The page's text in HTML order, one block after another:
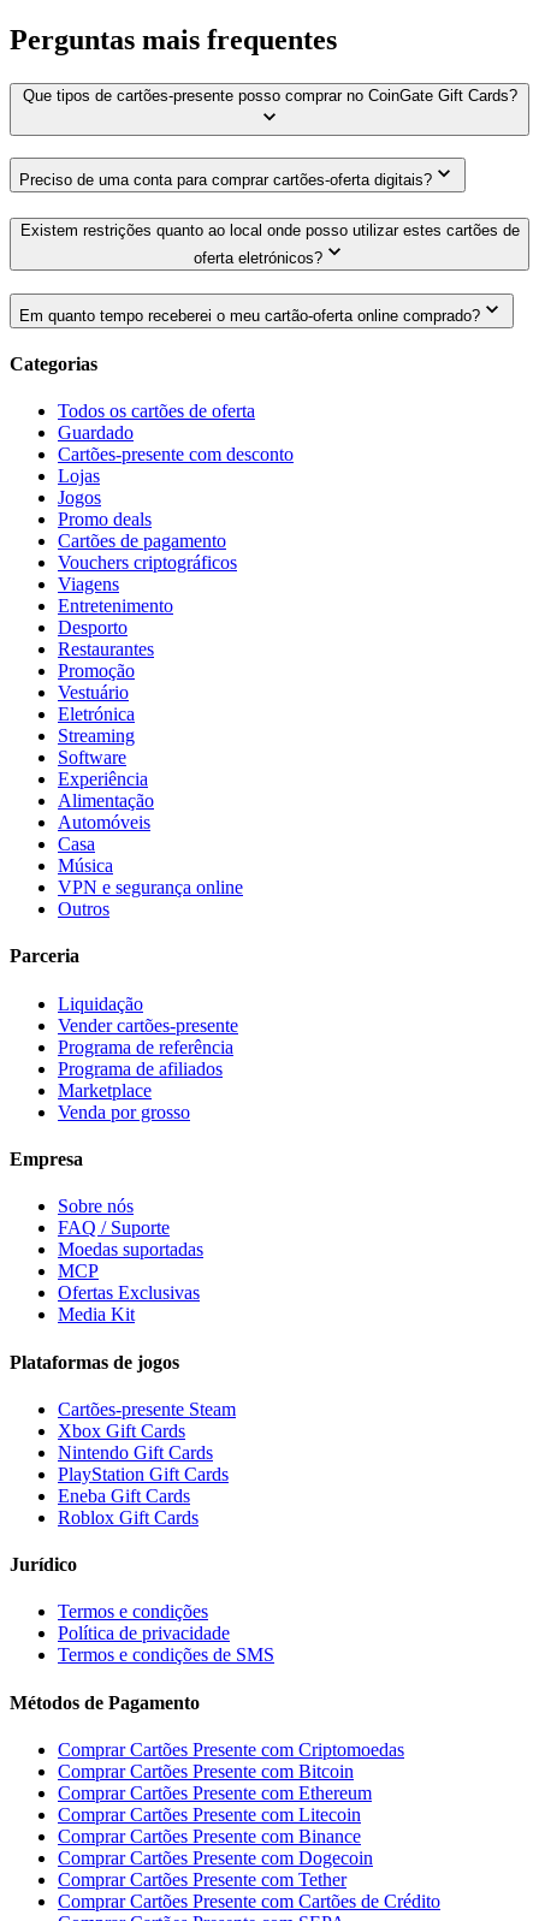
Perguntas mais frequentes
Que tipos de cartões-presente posso comprar no CoinGate Gift Cards?
Preciso de uma conta para comprar cartões-oferta digitais?
Existem restrições quanto ao local onde posso utilizar estes cartões de
oferta eletrónicos?
Em quanto tempo receberei o meu cartão-oferta online comprado?
Categorias
Todos os cartões de oferta
Guardado
Cartões-presente com desconto
Lojas
Jogos
Promo deals
Cartões de pagamento
Vouchers criptográficos
Viagens
Entretenimento
Desporto
Restaurantes
Promoção
Vestuário
Eletrónica
Streaming
Software
Experiência
Alimentação
Automóveis
Casa
Música
VPN e segurança online
Outros
Parceria
Liquidação
Vender cartões-presente
Programa de referência
Programa de afiliados
Marketplace
Venda por grosso
Empresa
Sobre nós
FAQ / Suporte
Moedas suportadas
MCP
Ofertas Exclusivas
Media Kit
Plataformas de jogos
Cartões-presente Steam
Xbox Gift Cards
Nintendo Gift Cards
PlayStation Gift Cards
Eneba Gift Cards
Roblox Gift Cards
Jurídico
Termos e condições
Política de privacidade
Termos e condições de SMS
Métodos de Pagamento
Comprar Cartões Presente com Criptomoedas
Comprar Cartões Presente com Bitcoin
Comprar Cartões Presente com Ethereum
Comprar Cartões Presente com Litecoin
Comprar Cartões Presente com Binance
Comprar Cartões Presente com Dogecoin
Comprar Cartões Presente com Tether
Comprar Cartões Presente com Cartões de Crédito